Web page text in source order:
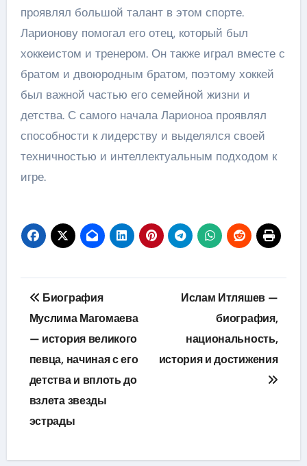
проявлял большой талант в этом спорте.
Ларионову помогал его отец, который был
хоккеистом и тренером. Он также играл вместе с
братом и двоюродным братом, поэтому хоккей
был важной частью его семейной жизни и
детства. С самого начала Ларионоа проявлял
способности к лидерству и выделялся своей
техничностью и интеллектуальным подходом к
игре.
Навигация
по
записям
Биография
Муслима Магомаева
— история великого
певца, начиная с его
детства и вплоть до
взлета звезды
эстрады
Ислам Итляшев —
биография,
национальность,
история и достижения